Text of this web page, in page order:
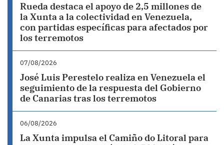
Rueda destaca el apoyo de 2,5 millones de
la Xunta a la colectividad en Venezuela,
con partidas específicas para afectados por
los terremotos
07/08/2026
José Luis Perestelo realiza en Venezuela el
seguimiento de la respuesta del Gobierno
de Canarias tras los terremotos
06/08/2026
La Xunta impulsa el Camiño do Litoral para